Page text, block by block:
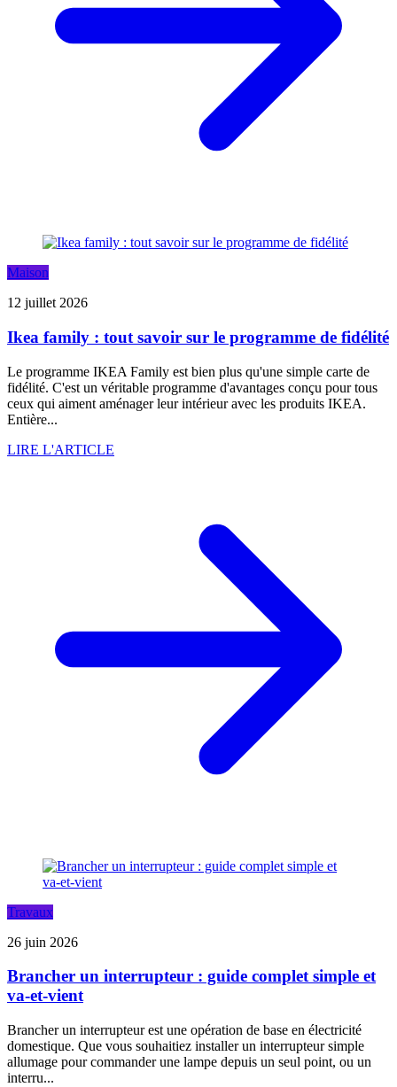
Maison
12 juillet 2026
Ikea family : tout savoir sur le programme de fidélité
Le programme IKEA Family est bien plus qu'une simple carte de
fidélité. C'est un véritable programme d'avantages conçu pour tous
ceux qui aiment aménager leur intérieur avec les produits IKEA.
Entière...
LIRE L'ARTICLE
Travaux
26 juin 2026
Brancher un interrupteur : guide complet simple et
va-et-vient
Brancher un interrupteur est une opération de base en électricité
domestique. Que vous souhaitiez installer un interrupteur simple
allumage pour commander une lampe depuis un seul point, ou un
interru...